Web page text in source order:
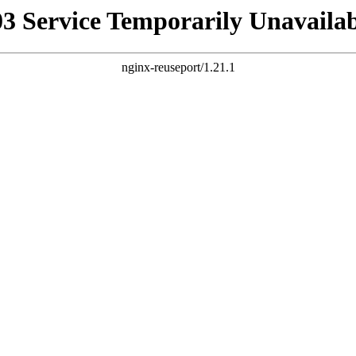
Service Temporarily
nginx-reuseport/1.21.1